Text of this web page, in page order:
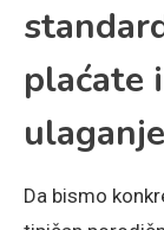
plaćate
ulaganje
Da bismo